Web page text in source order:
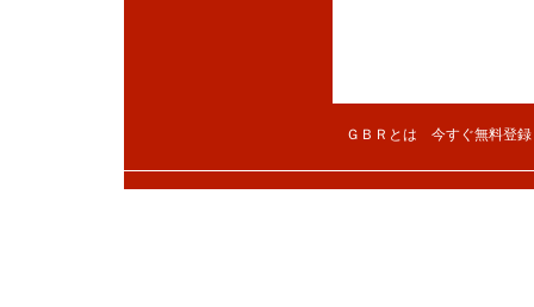
ＧＢＲとは 今すぐ無料登録